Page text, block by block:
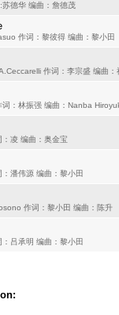
德华 编曲：詹德茂
作词：黎彼得 编曲：黎小田
作词：李宗盛 编曲：
词：林振强 编曲：Nanba
凌 编曲：奥金宝
潘伟源 编曲：黎小田
作词：黎小田 编曲：陈升
吕承明 编曲：黎小田